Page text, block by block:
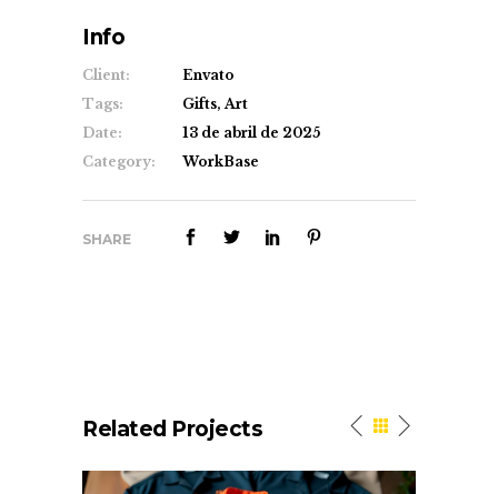
Info
Client:
Envato
Tags:
Gifts, Art
Date:
13 de abril de 2025
Category:
WorkBase
SHARE
Related Projects